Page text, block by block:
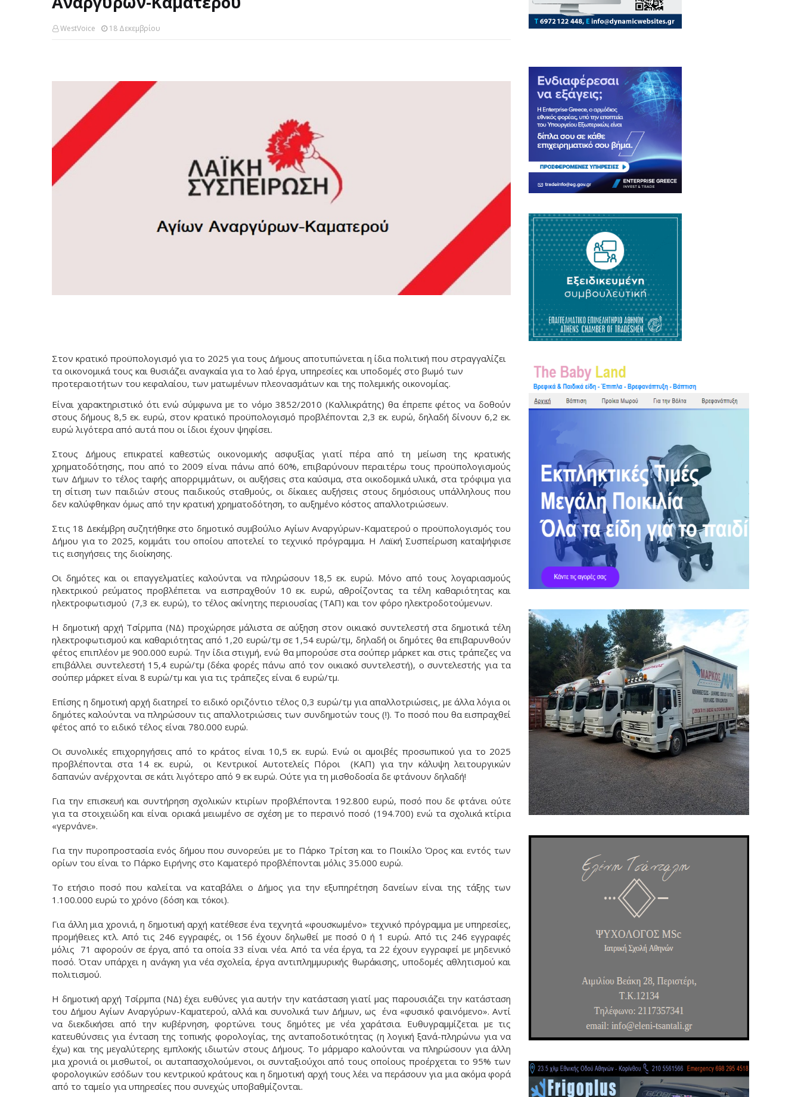
WestVoice 18 Δεκεμβρίου
Στον κρατικό προϋπολογισμό για το 2025 για τους Δήμους αποτυπώνεται η ίδια πολιτική που στραγγαλίζει
τα οικονομικά τους και θυσιάζει αναγκαία για το λαό έργα, υπηρεσίες και υποδομές στο βωμό των
προτεραιοτήτων του κεφαλαίου, των ματωμένων πλεονασμάτων και της πολεμικής οικονομίας.
Είναι χαρακτηριστικό ότι ενώ σύμφωνα με το νόμο 3852/2010 (Καλλικράτης) θα έπρεπε φέτος να δοθούν
στους δήμους 8,5 εκ. ευρώ, στον κρατικό προϋπολογισμό προβλέπονται 2,3 εκ. ευρώ, δηλαδή δίνουν 6,2 εκ.
ευρώ λιγότερα από αυτά που οι ίδιοι έχουν ψηφίσει.
Στους Δήμους επικρατεί καθεστώς οικονομικής ασφυξίας γιατί πέρα από τη μείωση της κρατικής
χρηματοδότησης, που από το 2009 είναι πάνω από 60%, επιβαρύνουν περαιτέρω τους προϋπολογισμούς
των Δήμων το τέλος ταφής απορριμμάτων, οι αυξήσεις στα καύσιμα, στα οικοδομικά υλικά, στα τρόφιμα για
τη σίτιση των παιδιών στους παιδικούς σταθμούς, οι δίκαιες αυξήσεις στους δημόσιους υπάλληλους που
δεν καλύφθηκαν όμως από την κρατική χρηματοδότηση, το αυξημένο κόστος απαλλοτριώσεων.
Στις 18 Δεκέμβρη συζητήθηκε στο δημοτικό συμβούλιο Αγίων Αναργύρων-Καματερού ο προϋπολογισμός του
Δήμου για το 2025, κομμάτι του οποίου αποτελεί το τεχνικό πρόγραμμα. Η Λαϊκή Συσπείρωση καταψήφισε
τις εισηγήσεις της διοίκησης.
Οι δημότες και οι επαγγελματίες καλούνται να πληρώσουν 18,5 εκ. ευρώ. Μόνο από τους λογαριασμούς
ηλεκτρικού ρεύματος προβλέπεται να εισπραχθούν 10 εκ. ευρώ, αθροίζοντας τα τέλη καθαριότητας και
ηλεκτροφωτισμού (7,3 εκ. ευρώ), το τέλος ακίνητης περιουσίας (ΤΑΠ) και τον φόρο ηλεκτροδοτούμενων.
Η δημοτική αρχή Τσίρμπα (ΝΔ) προχώρησε μάλιστα σε αύξηση στον οικιακό συντελεστή στα δημοτικά τέλη
ηλεκτροφωτισμού και καθαριότητας από 1,20 ευρώ/τμ σε 1,54 ευρώ/τμ, δηλαδή οι δημότες θα επιβαρυνθούν
φέτος επιπλέον με 900.000 ευρώ. Την ίδια στιγμή, ενώ θα μπορούσε στα σούπερ μάρκετ και στις τράπεζες να
επιβάλλει συντελεστή 15,4 ευρώ/τμ (δέκα φορές πάνω από τον οικιακό συντελεστή), ο συντελεστής για τα
σούπερ μάρκετ είναι 8 ευρώ/τμ και για τις τράπεζες είναι 6 ευρώ/τμ.
Επίσης η δημοτική αρχή διατηρεί το ειδικό οριζόντιο τέλος 0,3 ευρώ/τμ για απαλλοτριώσεις, με άλλα λόγια οι
δημότες καλούνται να πληρώσουν τις απαλλοτριώσεις των συνδημοτών τους (!). Το ποσό που θα εισπραχθεί
φέτος από το ειδικό τέλος είναι 780.000 ευρώ.
Οι συνολικές επιχορηγήσεις από το κράτος είναι 10,5 εκ. ευρώ. Ενώ οι αμοιβές προσωπικού για το 2025
προβλέπονται στα 14 εκ. ευρώ, οι Κεντρικοί Αυτοτελείς Πόροι (ΚΑΠ) για την κάλυψη λειτουργικών
δαπανών ανέρχονται σε κάτι λιγότερο από 9 εκ ευρώ. Ούτε για τη μισθοδοσία δε φτάνουν δηλαδή!
Για την επισκευή και συντήρηση σχολικών κτιρίων προβλέπονται 192.800 ευρώ, ποσό που δε φτάνει ούτε
για τα στοιχειώδη και είναι οριακά μειωμένο σε σχέση με το περσινό ποσό (194.700) ενώ τα σχολικά κτίρια
«γερνάνε».
Για την πυροπροστασία ενός δήμου που συνορεύει με το Πάρκο Τρίτση και το Ποικίλο Όρος και εντός των
ορίων του είναι το Πάρκο Ειρήνης στο Καματερό προβλέπονται μόλις 35.000 ευρώ.
Το ετήσιο ποσό που καλείται να καταβάλει ο Δήμος για την εξυπηρέτηση δανείων είναι της τάξης των
1.100.000 ευρώ το χρόνο (δόση και τόκοι).
Για άλλη μια χρονιά, η δημοτική αρχή κατέθεσε ένα τεχνητά «φουσκωμένο» τεχνικό πρόγραμμα με υπηρεσίες,
προμήθειες κτλ. Από τις 246 εγγραφές, οι 156 έχουν δηλωθεί με ποσό 0 ή 1 ευρώ. Από τις 246 εγγραφές
μόλις 71 αφορούν σε έργα, από τα οποία 33 είναι νέα. Από τα νέα έργα, τα 22 έχουν εγγραφεί με μηδενικό
ποσό. Όταν υπάρχει η ανάγκη για νέα σχολεία, έργα αντιπλημμυρικής θωράκισης, υποδομές αθλητισμού και
πολιτισμού.
Η δημοτική αρχή Τσίρμπα (ΝΔ) έχει ευθύνες για αυτήν την κατάσταση γιατί μας παρουσιάζει την κατάσταση
του Δήμου Αγίων Αναργύρων-Καματερού, αλλά και συνολικά των Δήμων, ως ένα «φυσικό φαινόμενο». Αντί
να διεκδικήσει από την κυβέρνηση, φορτώνει τους δημότες με νέα χαράτσια. Ευθυγραμμίζεται με τις
κατευθύνσεις για ένταση της τοπικής φορολογίας, της ανταποδοτικότητας (η λογική ξανά-πληρώνω για να
έχω) και της μεγαλύτερης εμπλοκής ιδιωτών στους Δήμους. Το μάρμαρο καλούνται να πληρώσουν για άλλη
μια χρονιά οι μισθωτοί, οι αυταπασχολούμενοι, οι συνταξιούχοι από τους οποίους προέρχεται το 95% των
φορολογικών εσόδων του κεντρικού κράτους και η δημοτική αρχή τους λέει να περάσουν για μια ακόμα φορά
από το ταμείο για υπηρεσίες που συνεχώς υποβαθμίζονται.